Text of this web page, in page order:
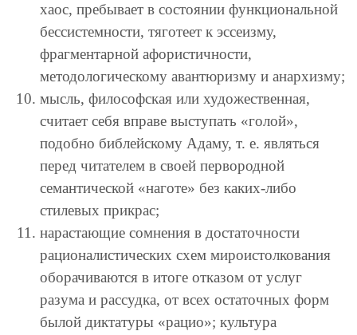
хаос, пребывает в состоянии функциональной
бессистемности, тяготеет к эссеизму,
фрагментарной афористичности,
методологическому авантюризму и анархизму;
мысль, философская или художественная,
считает себя вправе выступать «голой»,
подобно библейскому Адаму, т. е. являться
перед читателем в своей первородной
семантической «наготе» без каких-либо
стилевых прикрас;
нарастающие сомнения в достаточности
рационалистических схем мироистолкования
оборачиваются в итоге отказом от услуг
разума и рассудка, от всех остаточных форм
былой диктатуры «рацио»; культура